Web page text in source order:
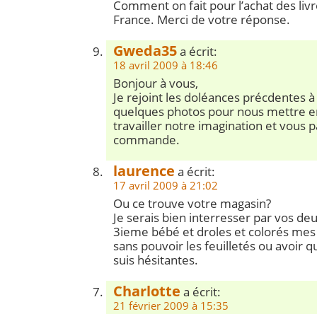
Comment on fait pour l’achat des
France. Merci de votre réponse.
Gweda35a écrit:
18 avril 2009 à 18:46
Bonjour à vous,
Je rejoint les doléances précdentes
quelques photos pour nous mettre
travailler notre imagination et vous
commande.
laurence a écrit:
17 avril 2009 à 21:02
Ou ce trouve votre magasin?
Je serais bien interresser par vos
3ieme bébé et droles et colorés
sans pouvoir les feuilletés ou avoir
suis hésitantes.
Charlotte a écrit:
21 février 2009 à 15:35